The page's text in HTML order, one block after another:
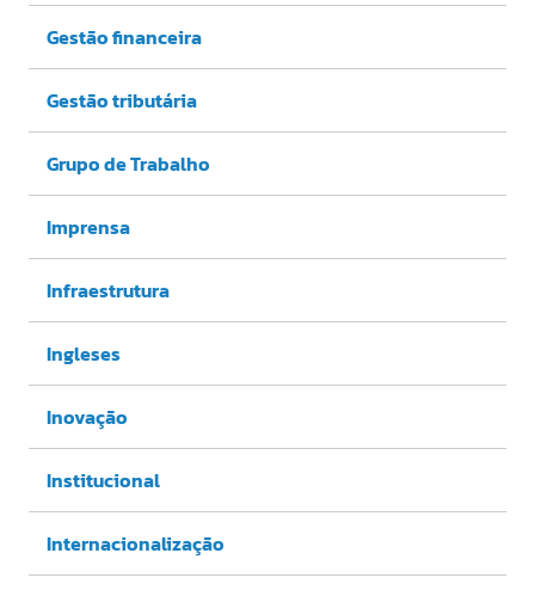
Gestão financeira
Gestão tributária
Grupo de Trabalho
Imprensa
Infraestrutura
Ingleses
Inovação
Institucional
Internacionalização